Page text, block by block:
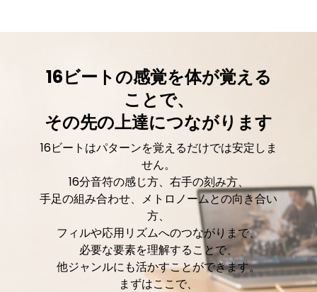
16ビートの感覚を体が覚える
ことで、
その先の上達につながります
16ビートはパターンを覚えるだけでは安定しま
せん。
16分音符の感じ方、右手の刻み方、
手足の組み合わせ、メトロノームとの向き合い
方、
フィルや応用リズムへのつながりまで、
必要な要素を理解することで、
他ジャンルにも活かすことができます。
まずはここで、